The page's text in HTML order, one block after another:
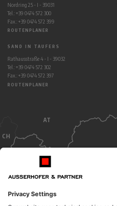
Nordring 25 - I - 39031
Tel.: +39 0474 572 300
Fax.: +39 0474 572 399
ROUTENPLANER
SAND IN TAUFERS
Rathausstraße 4 - I - 39032
Tel.: +39 0474 572 302
Fax.: +39 0474 572 397
ROUTENPLANER
AT
CH